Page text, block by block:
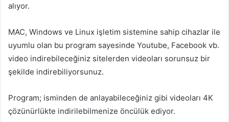
alıyor.
MAC, Windows ve Linux işletim sistemine sahip cihazlar ile
uyumlu olan bu program sayesinde Youtube, Facebook vb.
video indirebileceğiniz sitelerden videoları sorunsuz bir
şekilde indirebiliyorsunuz.
Program; isminden de anlayabileceğiniz gibi videoları 4K
çözünürlükte indirilebilmenize öncülük ediyor.